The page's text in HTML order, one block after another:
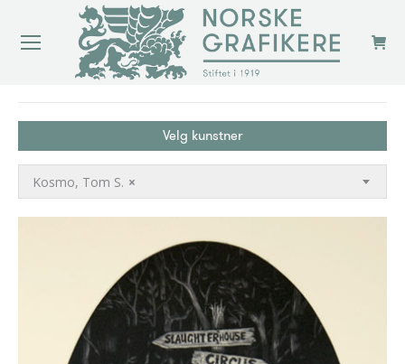
Velg kunstner
×
Kosmo, Tom S.